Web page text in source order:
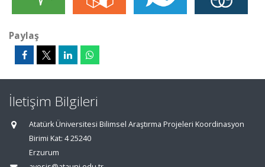
Paylaş
İletişim Bilgileri
Atatürk Üniversitesi Bilimsel Araştırma Projeleri Koordinasyon
Birimi Kat: 4 25240
Erzurum